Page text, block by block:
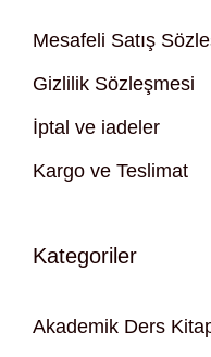
Mesafeli Satış
Gizlilik Sözleşmesi
İptal ve iadeler
Kargo ve Teslimat
Kategoriler
Akademik Ders